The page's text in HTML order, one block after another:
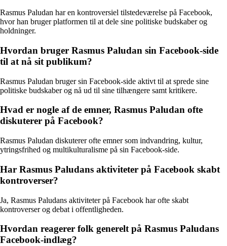
Rasmus Paludan har en kontroversiel tilstedeværelse på Facebook,
hvor han bruger platformen til at dele sine politiske budskaber og
holdninger.
Hvordan bruger Rasmus Paludan sin Facebook-side
til at nå sit publikum?
Rasmus Paludan bruger sin Facebook-side aktivt til at sprede sine
politiske budskaber og nå ud til sine tilhængere samt kritikere.
Hvad er nogle af de emner, Rasmus Paludan ofte
diskuterer på Facebook?
Rasmus Paludan diskuterer ofte emner som indvandring, kultur,
ytringsfrihed og multikulturalisme på sin Facebook-side.
Har Rasmus Paludans aktiviteter på Facebook skabt
kontroverser?
Ja, Rasmus Paludans aktiviteter på Facebook har ofte skabt
kontroverser og debat i offentligheden.
Hvordan reagerer folk generelt på Rasmus Paludans
Facebook-indlæg?